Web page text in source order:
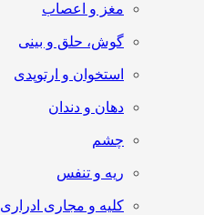
مغز و اعصاب
گوش، حلق و بینی
استخوان و ارتوپدی
دهان و دندان
چشم
ریه و تنفس
کلیه و مجاری ادراری